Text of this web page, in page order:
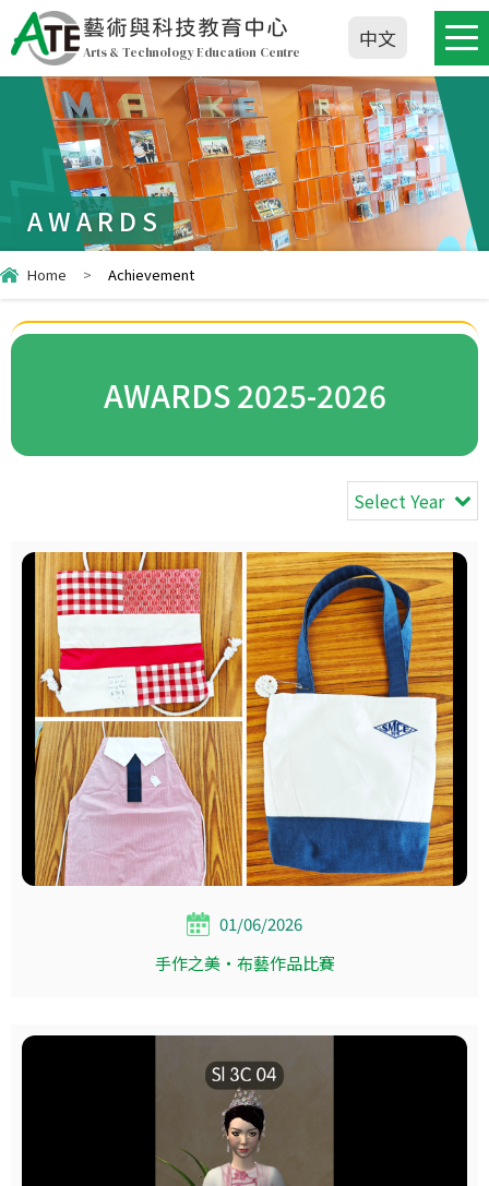
藝術與科技教育中心
Arts & Technology Education Centre
中文
AWARDS
Home > Achievement
AWARDS 2025-2026
Select Year
01/06/2026
手作之美‧布藝作品比賽